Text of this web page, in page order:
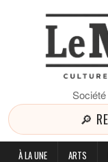
🔎
À LA UNE ARTS